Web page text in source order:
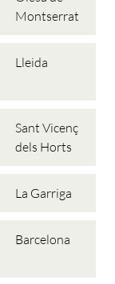
Montserrat
Lleida
Sant Vicenç
dels Horts
La Garriga
Barcelona